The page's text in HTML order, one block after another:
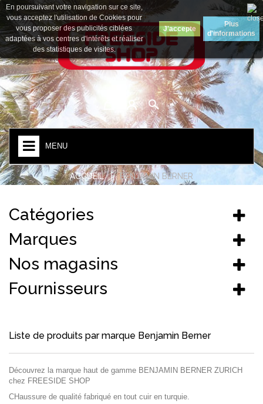
Devise : Euro
MENU
En poursuivant votre navigation sur ce site,
vous acceptez l'utilisation de Cookies pour
vous proposer des publicités ciblées
adaptées à vos centres d'intérêts et réaliser
des statistiques de visites.
J'accepte
Plus
d'informations
ACCUEIL BENJAMIN BERNER
Catégories
Marques
Nos magasins
Fournisseurs
Liste de produits par marque Benjamin Berner
Découvrez la marque haut de gamme BENJAMIN BERNER ZURICH
chez FREESIDE SHOP
CHaussure de qualité fabriqué en tout cuir en turquie.